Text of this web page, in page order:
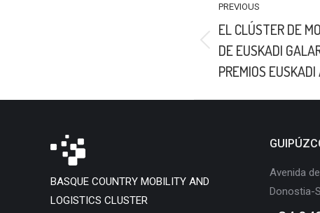
NAVIGATION
PREVIOUS
Previous
EL CLÚSTER DE
DE EUSKADI
PREMIOS
BASQUE COUNTRY MOBILITY AND
LOGISTICS CLUSTER
Avenida
Donostia-